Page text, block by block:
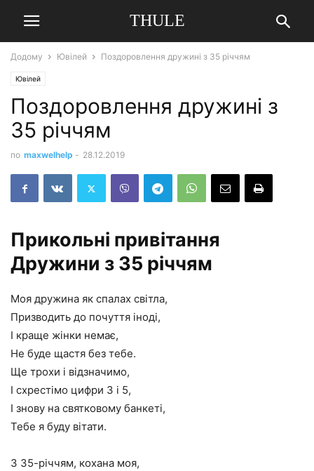
THULE
Додому Ювілей Поздоровлення дружині з 35 річчям
Ювілей
Поздоровлення дружині з
35 річчям
по maxwelhelp - 28.12.2019
Прикольні привітання
Дружини з 35 річчям
Моя дружина як спалах світла,
Призводить до почуття іноді,
І краще жінки немає,
Не буде щастя без тебе.
Ще трохи і відзначимо,
І схрестімо цифри 3 і 5,
І знову на святковому банкеті,
Тебе я буду вітати.
З 35-річчям, кохана моя,